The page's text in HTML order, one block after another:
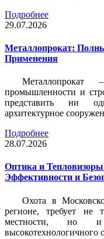
Подробнее
29.07.2026
Металлопрокат:
Применения
Металлопрокат
промышленности и
представить ни
архитектурное
Подробнее
28.07.2026
Оптика и
Эффективности и
Охота в
регионе, требует не
местности, но и
высокотехнологичного